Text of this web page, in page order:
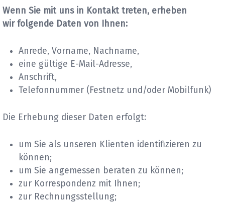
Wenn Sie mit uns in Kontakt treten, erheben
wir folgende Daten von Ihnen:
Anrede, Vorname, Nachname,
eine gültige E-Mail-Adresse,
Anschrift,
Telefonnummer (Festnetz und/oder Mobilfunk)
Die Erhebung dieser Daten erfolgt:
um Sie als unseren Klienten identifizieren zu
können;
um Sie angemessen beraten zu können;
zur Korrespondenz mit Ihnen;
zur Rechnungsstellung;